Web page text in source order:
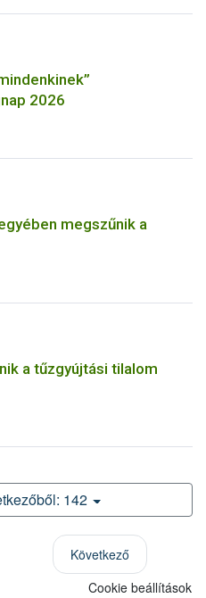
2026
megszűnik a
a tűzgyújtási tilalom
142
Következő
Cookie beállítások